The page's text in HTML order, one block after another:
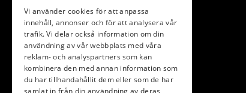
STRÄNGNAS GK 1968
Vi använder cookies för att anpassa
innehåll, annonser och för att analysera vår
trafik. Vi delar också information om din
användning av vår webbplats med våra
reklam- och analyspartners som kan
kombinera den med annan information som
du har tillhandahållit dem eller som de har
samlat in från din användning av deras